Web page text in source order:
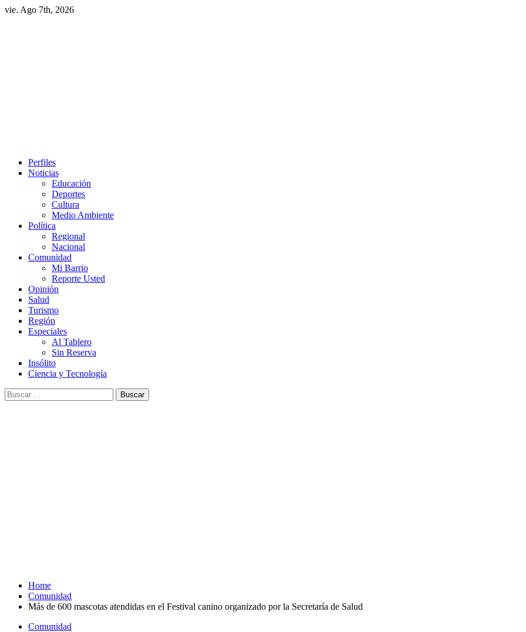
Skip
vie. Ago 7th, 2026
Primary
Menu
Perfiles
Noticias
Educación
Deportes
Cultura
Medio Ambiente
Política
Regional
Nacional
Comunidad
Mi Barrio
Reporte Usted
Opinión
Salud
Turismo
Región
Especiales
Al Tablero
Sin Reserva
Insólito
Ciencia y Tecnología
Buscar:
Home
Comunidad
Más de 600 mascotas atendidas en el Festival canino organizado por la Secretaría de Salud
Comunidad